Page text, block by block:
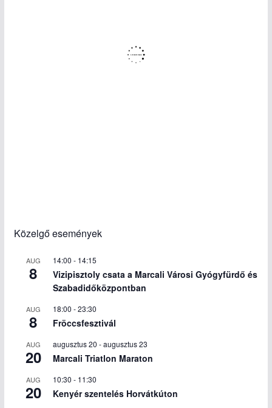
Közelgő események
AUG
8
14:00 - 14:15
Vizipisztoly csata a Marcali Városi Gyógyfürdő és
Szabadidőközpontban
AUG
8
18:00 -23:30
Fröccsfesztivál
AUG
20
augusztus 20 -augusztus 23
Marcali Triatlon Maraton
AUG
20
10:30 - 11:30
Kenyér szentelés Horvátkúton